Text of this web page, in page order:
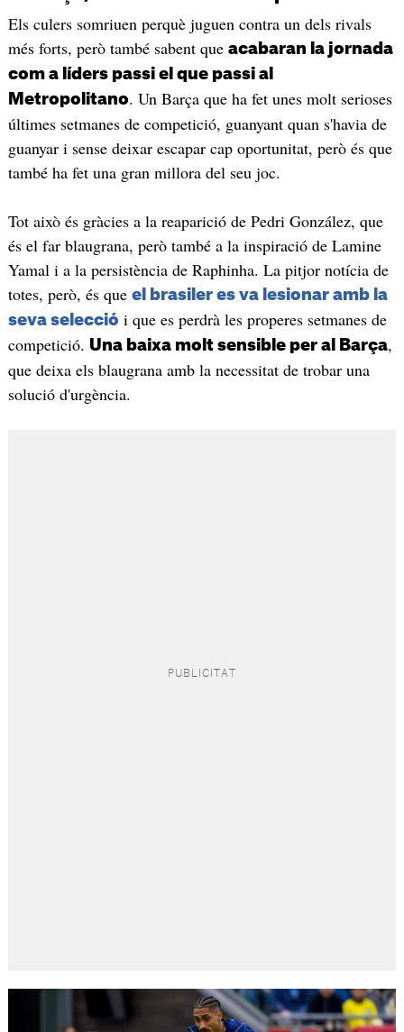
Els culers somriuen perquè juguen contra un dels rivals
més forts, però també sabent que acabaran la jornada
com a líders passi el que passi al
Metropolitano. Un Barça que ha fet unes molt serioses
últimes setmanes de competició, guanyant quan s'havia de
guanyar i sense deixar escapar cap oportunitat, però és que
també ha fet una gran millora del seu joc.
Tot això és gràcies a la reaparició de Pedri González, que
és el far blaugrana, però també a la inspiració de Lamine
Yamal i a la persistència de Raphinha. La pitjor notícia de
totes, però, és que el brasiler es va lesionar amb la
seva selecció i que es perdrà les properes setmanes de
competició. Una baixa molt sensible per al Barça,
que deixa els blaugrana amb la necessitat de trobar una
solució d'urgència.